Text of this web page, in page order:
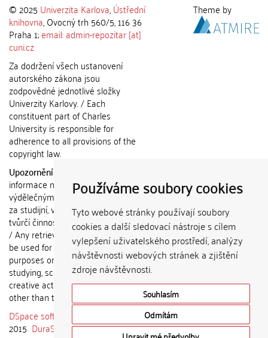
Používáme soubory cookies
Tyto webové stránky používají soubory
cookies a další sledovací nástroje s cílem
vylepšení uživatelského prostředí, analýzy
návštěvnosti webových stránek a zjištění
zdroje návštěvnosti.
Souhlasím
Odmítám
© 2025 Univerzita Karlova,Ústřední
knihovna, Ovocný trh 560/5, 116 36
Praha 1;email: admin-repozitar [at]
cuni.cz
Za dodržení všech ustanovení
autorského zákona jsou
zodpovědné jednotlivé složky
Univerzity Karlovy. / Each
constituent part of Charles
University is responsible for
adherence to all provisions of the
copyright law.
Upozornění / Notice:
informace nemohou být použity k
výdělečným účelům nebo vydávány
za studijní, vědeckou nebo jinou
tvůrčí činnost jiné osoby než autora.
/ Any retrieved information shall not
be used for any commercial
purposes or claimed as results of
studying, scientific or any other
creative activities of any person
other than the author.
DSpace software
copyright © 2002-
2015 DuraSpace
Theme by